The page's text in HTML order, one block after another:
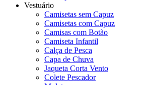
Vestuário
Camisetas sem Capuz
Camisetas com Capuz
Camisas com Botão
Camiseta Infantil
Calça de Pesca
Capa de Chuva
Jaqueta Corta Vento
Colete Pescador